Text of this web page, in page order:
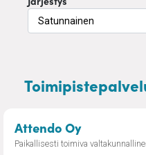
Attendo Oy–
Paikallisesti toimiva